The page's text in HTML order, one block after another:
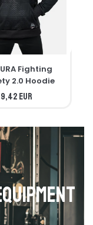
Fighting
2.0 Hoodie
9,42 EUR